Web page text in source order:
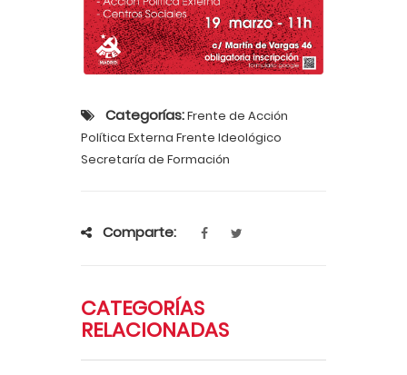
Categorías:Frente de Acción
Política Externa Frente Ideológico
Secretaría de Formación
Comparte:
CATEGORÍAS
RELACIONADAS